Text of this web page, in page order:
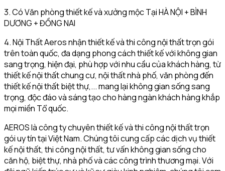
3. Có Văn phòng thiết kế và xưởng mộc Tại HÀ NỘI + BÌNH
DƯƠNG + ĐỒNG NAI
4. Nội Thất Aeros nhận thiết kế và thi công nội thất trọn gói
trên toàn quốc, đa dạng phong cách thiết kế với không gian
sang trọng, hiện đại, phù hợp với nhu cầu của khách hàng, từ
thiết kế nội thất chung cư, nội thất nhà phố, văn phòng đến
thiết kế nội thất biệt thự,... mang lại không gian sống sang
trọng, độc đáo và sáng tạo cho hàng ngàn khách hàng khắp
mọi miền Tổ quốc.
AEROS là công ty chuyên thiết kế và thi công nội thất trọn
gói uy tín tại Việt Nam. Chúng tôi cung cấp các dịch vụ thiết
kế nội thất, thi công nội thất, tư vấn không gian sống cho
căn hộ, biệt thự, nhà phố và các công trình thương mại. Với